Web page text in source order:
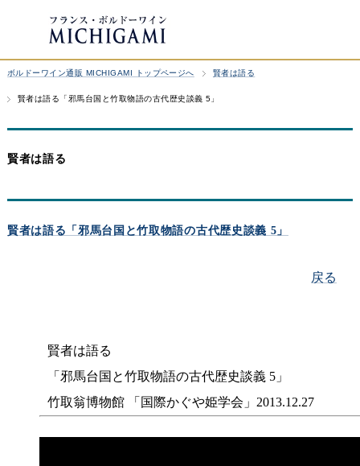
ボルドーワイン通販 MICHIGAMI トップページへ 賢者は語る
賢者は語る「邪馬台国と竹取物語の古代歴史談義 5」
賢者は語る
賢者は語る「邪馬台国と竹取物語の古代歴史談義 5」
戻る
賢者は語る
「邪馬台国と竹取物語の古代歴史談義 5」
竹取翁博物館 「国際かぐや姫学会」2013.12.27